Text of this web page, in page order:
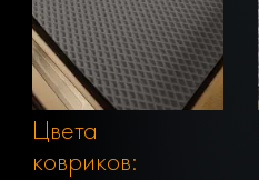
Цвета
ковриков: